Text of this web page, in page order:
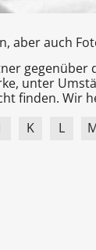
aber auch
unter
finden. Wir
K L